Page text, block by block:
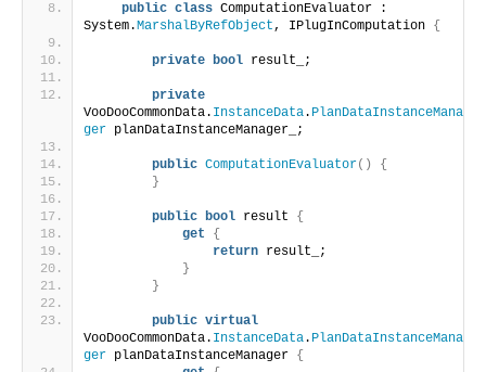
public class ComputationEvaluator :
System.MarshalByRefObject, IPlugInComputation {
private bool result_;
private
VooDooCommonData. InstanceData. PlanDataInstanceMana
ger planDataInstanceManager_;
public ComputationEvaluator()
{
}
public bool result {
get
{
return result_;
}
}
public virtual
VooDooCommonData. InstanceData. PlanDataInstanceMana
ger planDataInstanceManager {